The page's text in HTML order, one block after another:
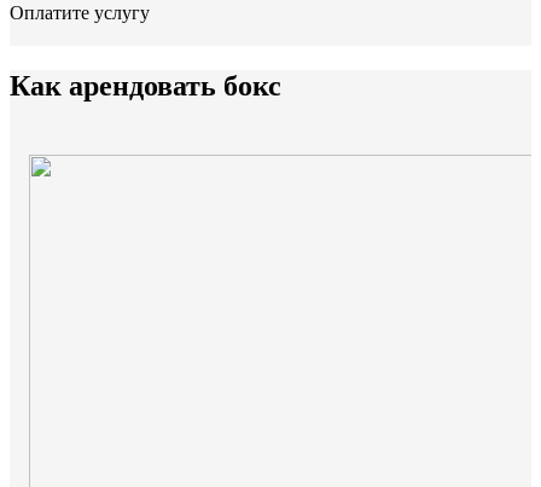
Оплатите услугу
Как арендовать бокс